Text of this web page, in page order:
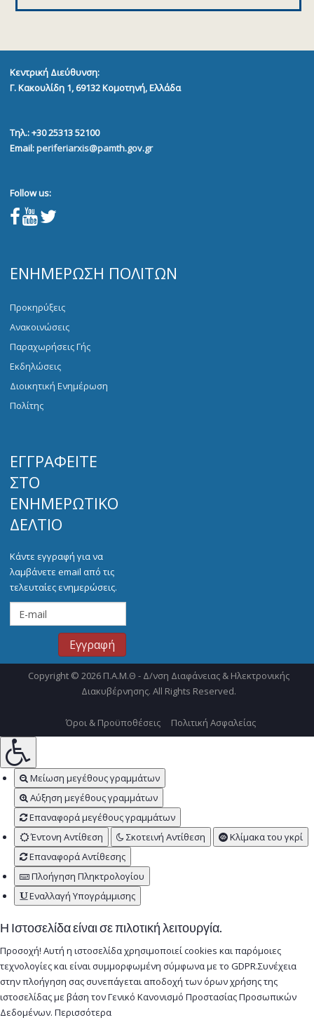
Κεντρική Διεύθυνση:
Γ. Κακουλίδη 1, 69132Κομοτηνή, Ελλάδα
Τηλ.: +30 25313 52100
Email:periferiarxis@pamth.gov.gr
Follow us:
ΕΝΗΜΈΡΩΣΗ ΠΟΛΙΤΏΝ
Προκηρύξεις
Ανακοινώσεις
Παραχωρήσεις Γής
Εκδηλώσεις
Διοικητική Ενημέρωση
Πολίτης
ΕΓΓΡΑΦΕΊΤΕ
ΣΤΟ
ΕΝΗΜΕΡΩΤΙΚΌ
ΔΕΛΤΊΟ
Κάντε εγγραφή για να
λαμβάνετε email από τις
τελευταίες ενημερώσεις.
Copyright © 2026 Π.Α.Μ.Θ - Δ/νση Διαφάνειας & Ηλεκτρονικής
Διακυβέρνησης. All Rights Reserved.
Όροι & Προϋποθέσεις Πολιτική Ασφαλείας
Μείωση μεγέθους γραμμάτων
Αύξηση μεγέθους γραμμάτων
Επαναφορά μεγέθους γραμμάτων
Έντονη Αντίθεση
Σκοτεινή Αντίθεση
Κλίμακα του γκρί
Επαναφορά Αντίθεσης
Πλοήγηση Πληκτρολογίου
Εναλλαγή Υπογράμμισης
Η Ιστοσελίδα είναι σε πιλοτική λειτουργία.
Προσοχή! Αυτή η ιστοσελίδα χρησιμοποιεί cookies και παρόμοιες
τεχνολογίες και είναι συμμορφωμένη σύμφωνα με το GDPR.Συνέχεια
στην πλοήγηση σας συνεπάγεται αποδοχή των όρων χρήσης της
ιστοσελίδας με βάση τον Γενικό Κανονισμό Προστασίας Προσωπικών
Δεδομένων. Περισσότερα